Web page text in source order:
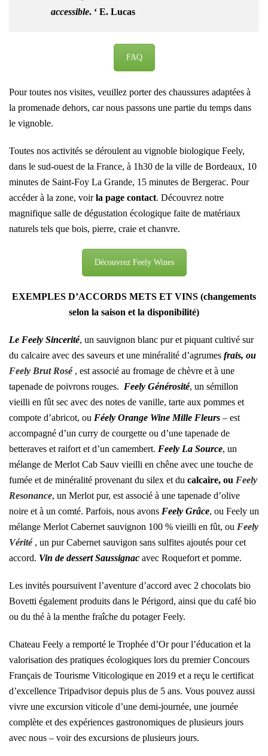
accessible. ‘ E. Lucas
FAQ
Pour toutes nos visites, veuillez porter des chaussures adaptées à
la promenade dehors, car nous passons une partie du temps dans
le vignoble.
Toutes nos activités se déroulent au vignoble biologique Feely,
dans le sud-ouest de la France, à 1h30 de la ville de Bordeaux, 10
minutes de Saint-Foy La Grande, 15 minutes de Bergerac. Pour
accéder à la zone, voirla page contact. Découvrez notre
magnifique salle de dégustation écologique faite de matériaux
naturels tels que bois, pierre, craie et chanvre.
Découvrez Feely Wines
EXEMPLES D’ACCORDS METS ET VINS (changements
selon la saison et la disponibilité)
Le Feely Sincerité, un sauvignon blanc pur et piquant cultivé sur
du calcaire avec des saveurs et une minéralité d’agrumes frais, ou
Feely Brut Rosé, est associé au fromage de chèvre et à une
tapenade de poivrons rouges. Feely Générosité, un sémillon
vieilli en fût sec avec des notes de vanille, tarte aux pommes et
compote d’abricot, ou Féely Orange Wine Mille Fleurs – est
accompagné d’un curry de courgette ou d’une tapenade de
betteraves et raifort et d’un camembert. Feely La Source, un
mélange de Merlot Cab Sauv vieilli en chêne avec une touche de
fumée et de minéralité provenant du silex et du calcaire, ou Feely
Resonance, un Merlot pur, est associé à une tapenade d’olive
noire et à un comté. Parfois, nous avons Feely Grâce, ou Feely un
mélange Merlot Cabernet sauvignon 100 % vieilli en fût, ou Feely
Vérité, un pur Cabernet sauvigon sans sulfites ajoutés pour cet
accord. Vin de dessert Saussignac avec Roquefort et pomme.
Les invités poursuivent l’aventure d’accord avec 2 chocolats bio
Bovetti également produits dans le Périgord, ainsi que du café bio
ou du thé à la menthe fraîche du potager Feely.
Chateau Feely a remporté le Trophée d’Or pour l’éducation et la
valorisation des pratiques écologiques lors du premier Concours
Français de Tourisme Viticologique en 2019 et a reçu le certificat
d’excellence Tripadvisor depuis plus de 5 ans. Vous pouvez aussi
vivre une excursion viticole d’une demi-journée, une journée
complète et des expériences gastronomiques de plusieurs jours
avec nous – voirdes excursions de plusieurs jours.